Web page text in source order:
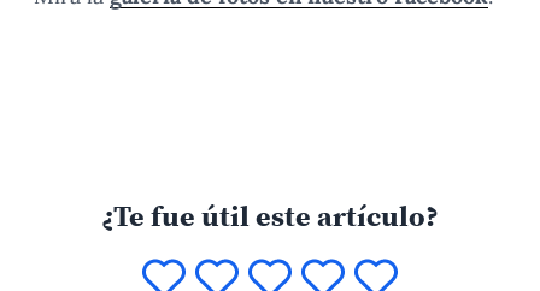
¿Te fue útil este artículo?